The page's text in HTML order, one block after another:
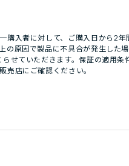
購入者に対して、ご購入日から2年
の原因で製品に不具合が発生した
せていただきます。保証の適用条
売店にご確認ください。